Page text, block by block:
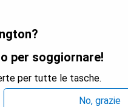
per soggiornare!
per tutte le tasche.
No, grazie